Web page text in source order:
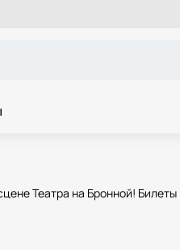
Театра на Бронной!